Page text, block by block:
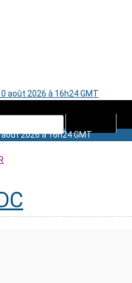
août 2026 à 16h24 GMT
2026 à 16h24 GMT